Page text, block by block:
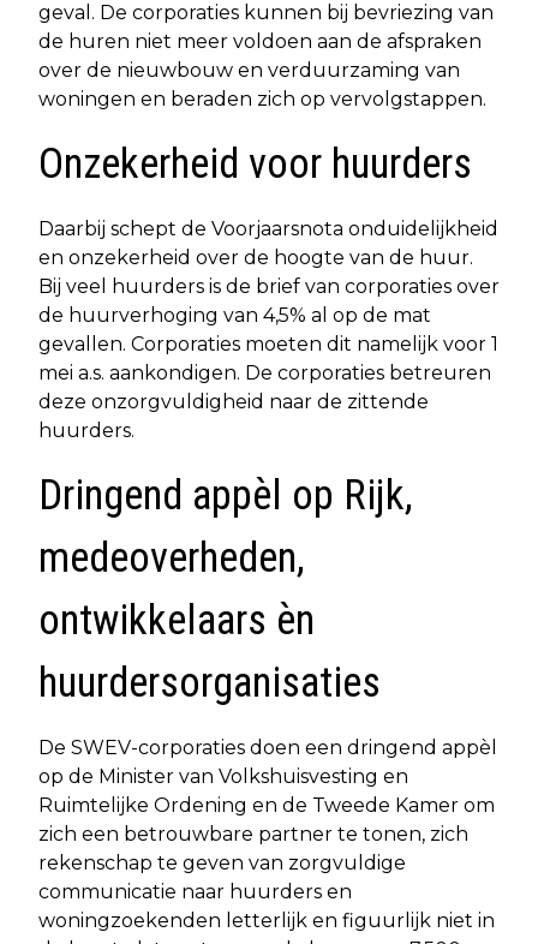
geval. De corporaties kunnen bij bevriezing van
de huren niet meer voldoen aan de afspraken
over de nieuwbouw en verduurzaming van
woningen en beraden zich op vervolgstappen.
Onzekerheid voor huurders
Daarbij schept de Voorjaarsnota onduidelijkheid
en onzekerheid over de hoogte van de huur.
Bij veel huurders is de brief van corporaties over
de huurverhoging van 4,5% al op de mat
gevallen. Corporaties moeten dit namelijk voor 1
mei a.s. aankondigen. De corporaties betreuren
deze onzorgvuldigheid naar de zittende
huurders.
Dringend appèl op Rijk,
medeoverheden,
ontwikkelaars èn
huurdersorganisaties
De SWEV-corporaties doen een dringend appèl
op de Minister van Volkshuisvesting en
Ruimtelijke Ordening en de Tweede Kamer om
zich een betrouwbare partner te tonen, zich
rekenschap te geven van zorgvuldige
communicatie naar huurders en
woningzoekenden letterlijk en figuurlijk niet in